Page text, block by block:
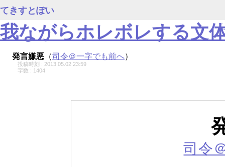
てきすとぽい
我ながらホレボレする文 〔
発言嫌悪 （司令＠一字でも前へ）
投稿時刻 : 2013.05.02 23:59
字数 : 1404
司令